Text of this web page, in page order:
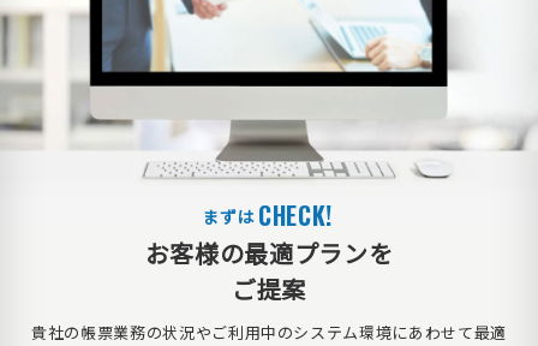
まずは CHECK!
お客様の最適プランを
ご提案
貴社の帳票業務の状況やご利用中のシステム環境にあわせて最適